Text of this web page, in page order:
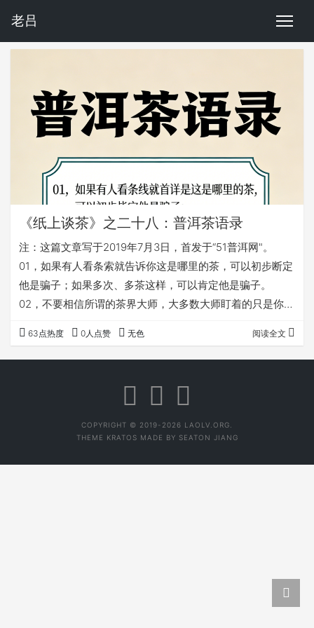
老吕
《纸上谈茶》之二十八：普洱茶语录
注：这篇文章写于2019年7月3日，首发于“51普洱网"。
01，如果有人看条索就告诉你这是哪里的茶，可以初步断定
他是骗子；如果多次、多茶这样，可以肯定他是骗子。
02，不要相信所谓的茶界大师，大多数大师盯着的只是你的
可能他自己也不确定。 04，自己觉得好喝，又买得起，就
是好茶，其他茶都可以忽略。 05，做易武高杆的大多数都
63点热度 0人点赞 无色 阅读全文
COPYRIGHT © 2019-2026 LAOLV.ORG.
THEME KRATOS MADE BY SEATON JIANG